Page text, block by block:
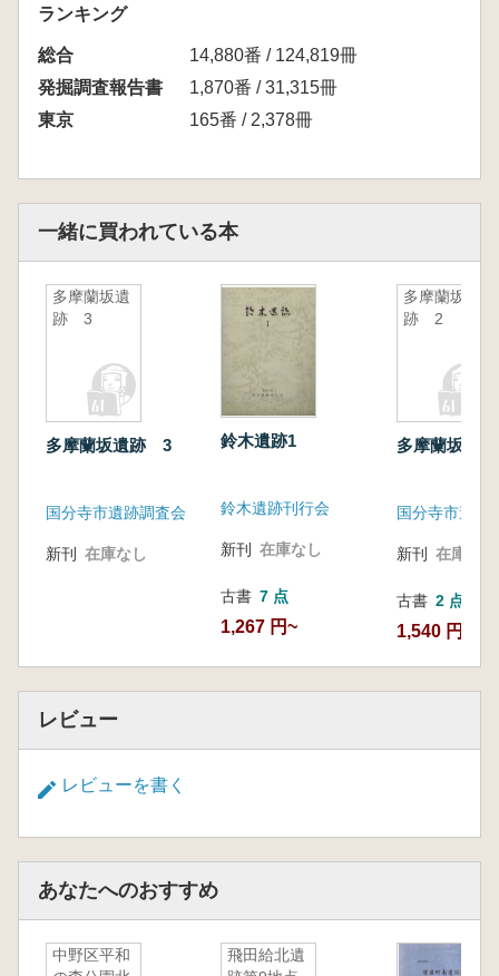
ランキング
総合
14,880番 / 124,819冊
発掘調査報告書
1,870番 / 31,315冊
東京
165番 / 2,378冊
一緒に買われている本
多摩蘭坂遺
跡 3
多摩蘭坂遺跡 3
国分寺市遺跡調査会
新刊 在庫なし
鈴木遺跡1
鈴木遺跡刊行会
新刊 在庫なし
古書 7 点
1,267 円~
多摩蘭坂遺
跡 2
多摩蘭坂遺
国分寺市遺跡
新刊 在庫なし
古書 2 点
1,540 円~
レビュー
レビューを書く
あなたへのおすすめ
中野区平和
飛田給北遺